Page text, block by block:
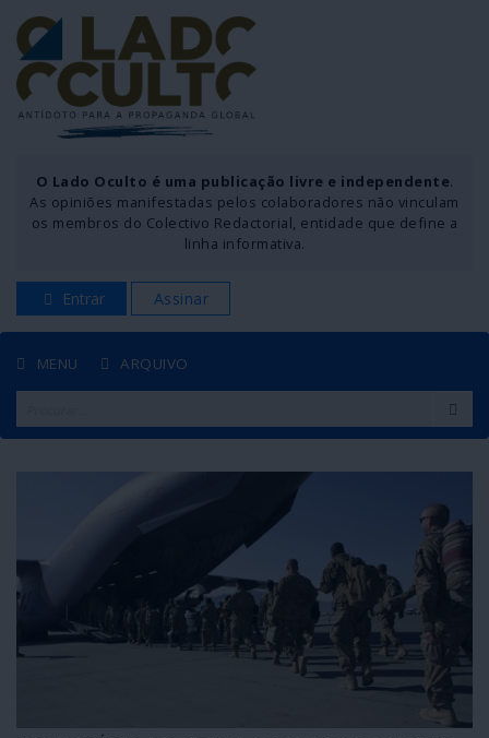
O Lado Oculto é uma publicação livre e independente.
As opiniões manifestadas pelos colaboradores não vinculam
os membros do Colectivo Redactorial, entidade que define a
linha informativa.
Entrar Assinar
MENU ARQUIVO